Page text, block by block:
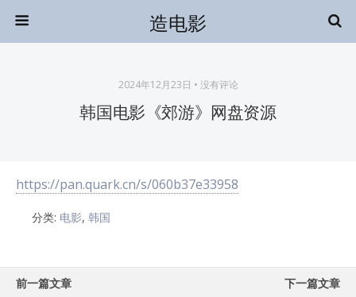
造电影
2024年12月23日 • 没有评论
韩国电影《郊游》网盘资源
https://pan.quark.cn/s/060b37e33958
分类: 电影, 韩国
前一篇文章
下一篇文章